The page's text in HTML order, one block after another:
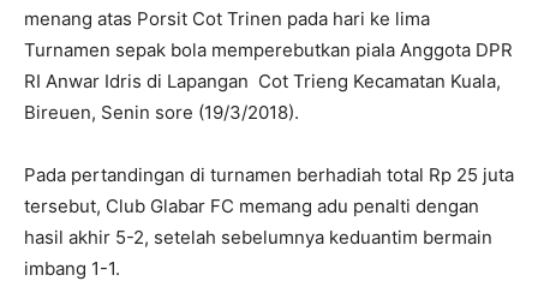
menang atas Porsit Cot Trinen pada hari ke lima
Turnamen sepak bola memperebutkan piala Anggota DPR
RI Anwar Idris di Lapangan Cot Trieng Kecamatan Kuala,
Bireuen, Senin sore (19/3/2018).
Pada pertandingan di turnamen berhadiah total Rp 25 juta
tersebut, Club Glabar FC memang adu penalti dengan
hasil akhir 5-2, setelah sebelumnya keduantim bermain
imbang 1-1.